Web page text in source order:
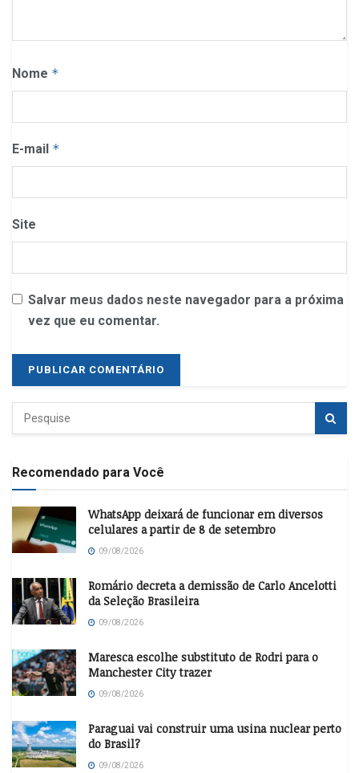
Nome *
E-mail *
Site
Salvar meus dados neste navegador para a próxima
vez que eu comentar.
Recomendado para Você
WhatsApp deixará de funcionar em diversos
celulares a partir de 8 de setembro
09/08/2026
Romário decreta a demissão de Carlo Ancelotti
da Seleção Brasileira
09/08/2026
Maresca escolhe substituto de Rodri para o
Manchester City trazer
09/08/2026
Paraguai vai construir uma usina nuclear perto
do Brasil?
09/08/2026